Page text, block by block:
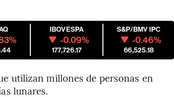
IBOVESPA
-0.09%
177,726.17
S&P/BMV IPC
-0.46%
66,525.18
utilizan millones de personas en
lunares.